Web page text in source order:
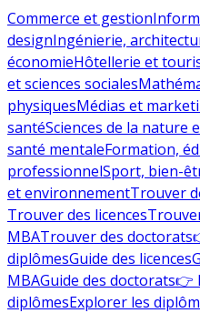
Commerce et gestion
designIngénierie,
économieHôtellerie et
et sciences sociales
physiquesMédias et
santéSciences de la nature
santé mentaleFormation,
professionnelSport, bien-
et environnementTrouver
Trouver des licences
MBATrouver des doctorats
diplômesGuide des licences
MBAGuide des doctorats👉
diplômesExplorer les